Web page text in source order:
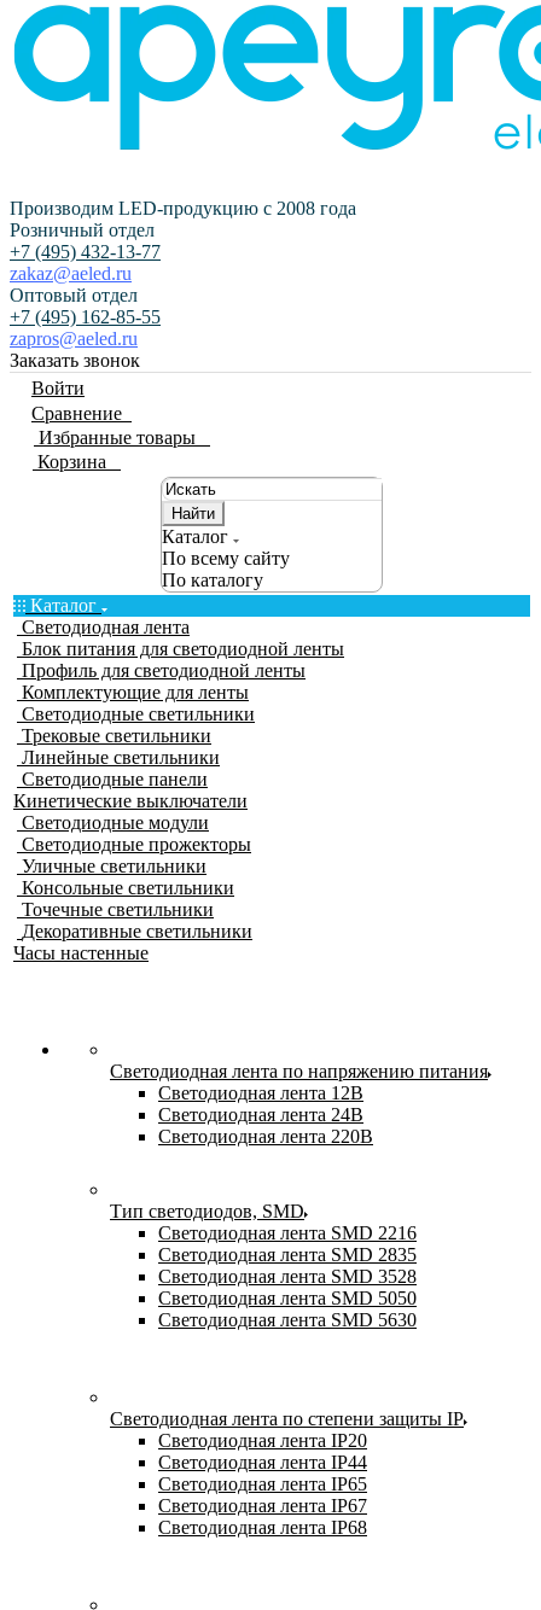
Производим LED-продукцию с 2008 года
Розничный отдел
+7 (495) 432-13-77
zakaz@aeled.ru
Оптовый отдел
+7 (495) 162-85-55
zapros@aeled.ru
Заказать звонок
Войти
Сравнение
Избранные товары
Корзина
Найти
Каталог
По всему сайту
По каталогу
Каталог
Светодиодная лента
Блок питания для светодиодной ленты
Профиль для светодиодной ленты
Комплектующие для ленты
Светодиодные светильники
Трековые светильники
Линейные светильники
Светодиодные панели
Кинетические выключатели
Светодиодные модули
Светодиодные прожекторы
Уличные светильники
Консольные светильники
Точечные светильники
Декоративные светильники
Часы настенные
Светодиодная лента по напряжению питания
Светодиодная лента 12В
Светодиодная лента 24В
Светодиодная лента 220В
Тип светодиодов, SMD
Cветодиодная лента SMD 2216
Светодиодная лента SMD 2835
Светодиодная лента SMD 3528
Светодиодная лента SMD 5050
Светодиодная лента SMD 5630
Светодиодная лента по степени защиты IP
Светодиодная лента IP20
Светодиодная лента IP44
Светодиодная лента IP65
Светодиодная лента IP67
Светодиодная лента IP68